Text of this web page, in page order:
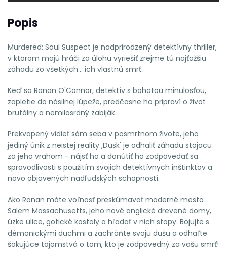
Popis
Murdered: Soul Suspect je nadprirodzený detektívny thriller,
v ktorom majú hráči za úlohu vyriešiť zrejme tú najťažšiu
záhadu zo všetkých... ich vlastnú smrť.
Keď sa Ronan O'Connor, detektív s bohatou minulosťou,
zapletie do násilnej lúpeže, predčasne ho pripraví o život
brutálny a nemilosrdný zabiják.
Prekvapený vidieť sám seba v posmrtnom živote, jeho
jediný únik z neistej reality ‚Dusk' je odhaliť záhadu stojacu
za jeho vrahom - nájsť ho a donútiť ho zodpovedať sa
spravodlivosti s použitím svojich detektívnych inštinktov a
novo objavených nadľudských schopností.
Ako Ronan máte voľnosť preskúmavať moderné mesto
Salem Massachusetts, jeho nové anglické drevené domy,
úzke ulice, gotické kostoly a hľadať v nich stopy. Bojujte s
démonickými duchmi a zachráňte svoju dušu a odhaľte
šokujúce tajomstvá o tom, kto je zodpovedný za vašu smrť!